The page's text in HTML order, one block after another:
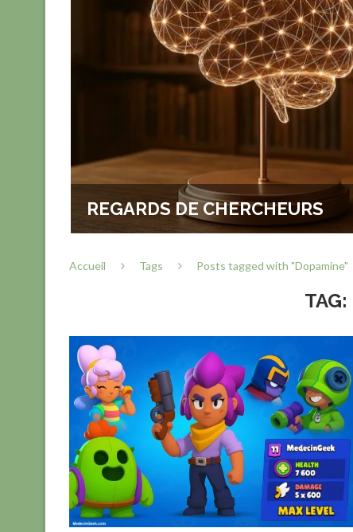
REGARDS DE CHERCHEURS
Accueil Tags Posts tagged with "Dopamine"
TAG: